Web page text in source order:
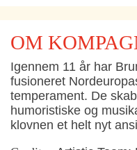
OM
Igennem 11 år har
fusioneret
temperament. De
humoristiske og
klovnen et helt nyt